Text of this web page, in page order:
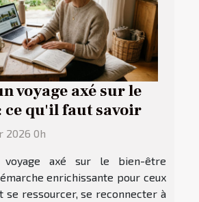
voyage axé sur le
ce qu'il faut savoir
2026 0h
voyage axé sur le bien-être
enrichissante pour ceux
se ressourcer, se reconnecter à